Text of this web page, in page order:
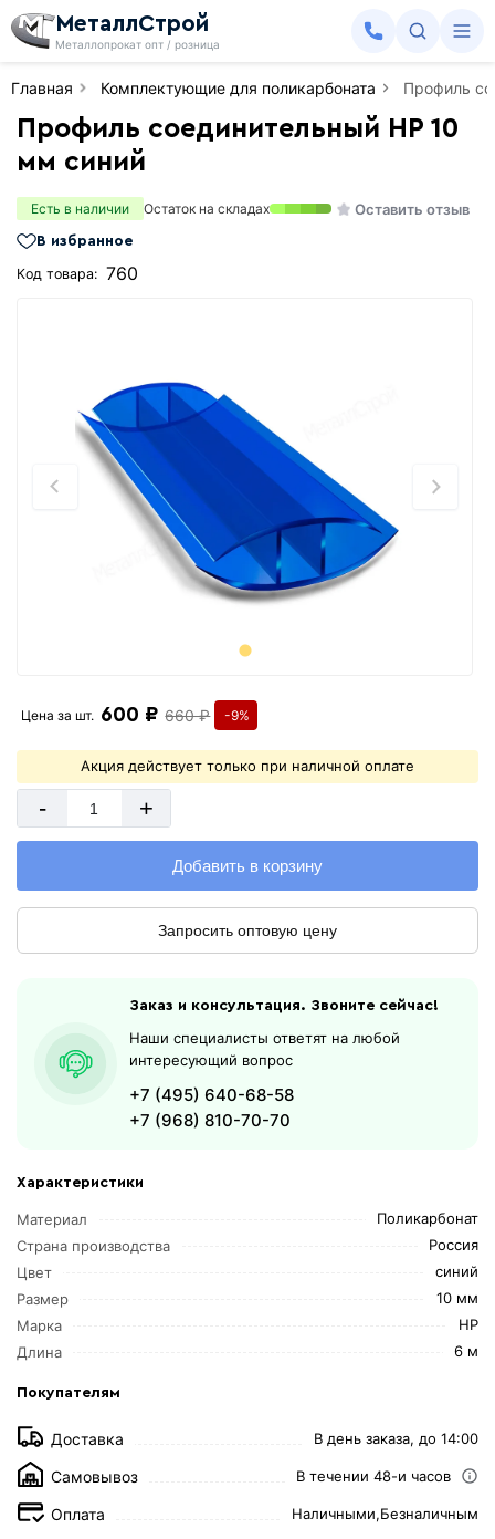
МеталлСтрой
Металлопрокат опт / розница
Главная Комплектующие для поликарбоната Профиль
Профиль соединительный HP 10
мм синий
Есть в наличии Остаток на складах Оставить отзыв
В избранное
Код товара: 760
Характеристики
Материал
Поликарбонат
Страна производства
Россия
Цвет
синий
Размер
10 мм
Марка
HP
Длина
6 м
Покупателям
Доставка В день заказа, до 14:00
Самовывоз В течении 48-и часов
Оплата Наличными,Безналичным
Цена за шт. 600 ₽ 660 ₽ -9%
Акция действует только при наличной оплате
- +
Добавить в корзину
Запросить оптовую цену
Заказ и консультация. Звоните сейчас!
Наши специалисты ответят на любой
интересующий вопрос
+7 (495) 640-68-58
+7 (968) 810-70-70